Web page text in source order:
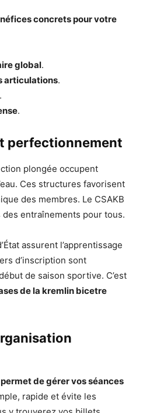
concrets pour votre
global.
articulations.
.
.
perfectionnement
plongée occupent
Ces structures favorisent
des membres. Le CSAKB
des entraînements pour tous.
assurent l’apprentissage
d’inscription sont
de saison sportive. C’est
de la kremlin bicetre
permet de gérer vos séances
rapide et évite les